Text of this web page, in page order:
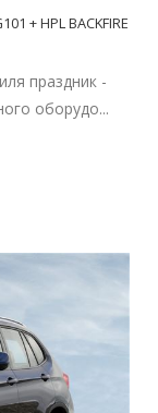
+ HPL BACKFIRE
праздник -
оборудо...